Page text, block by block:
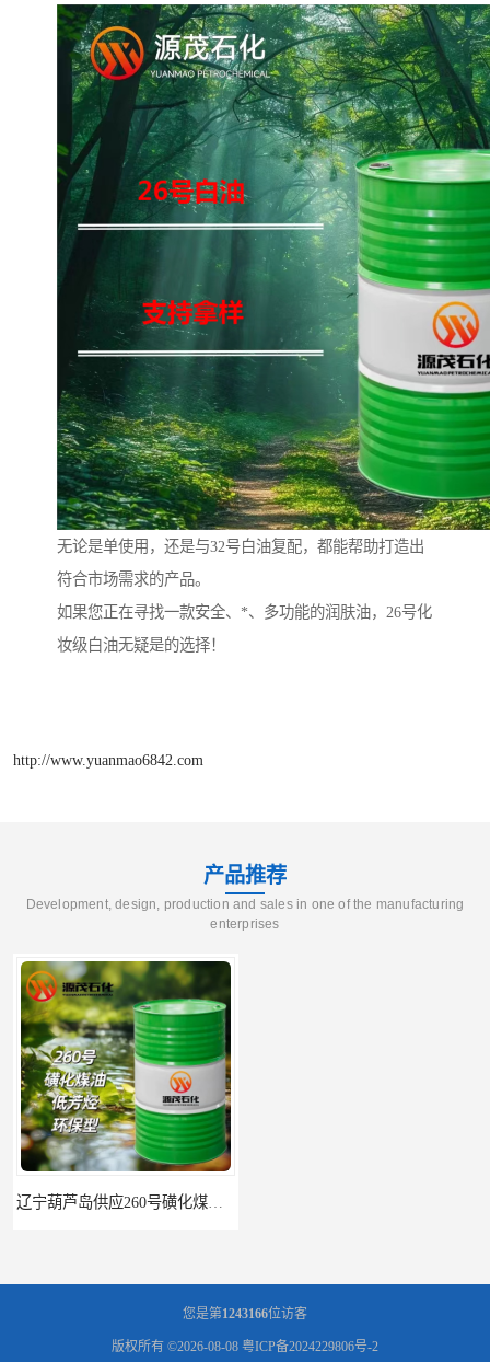
无论是单使用，还是与32号白油复配，都能帮助打造出
符合市场需求的产品。
如果您正在寻找一款安全、*、多功能的润肤油，26号化
妆级白油无疑是的选择！
http://www.yuanmao6842.com
产品推荐
Development, design, production and sales in one of the manufacturing
enterprises
您是第1243166位访客
版权所有 ©2026-08-08 粤ICP备2024229806号-2